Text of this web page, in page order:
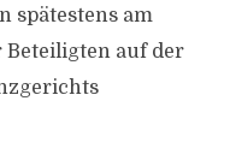
spätestens am
Beteiligten auf der